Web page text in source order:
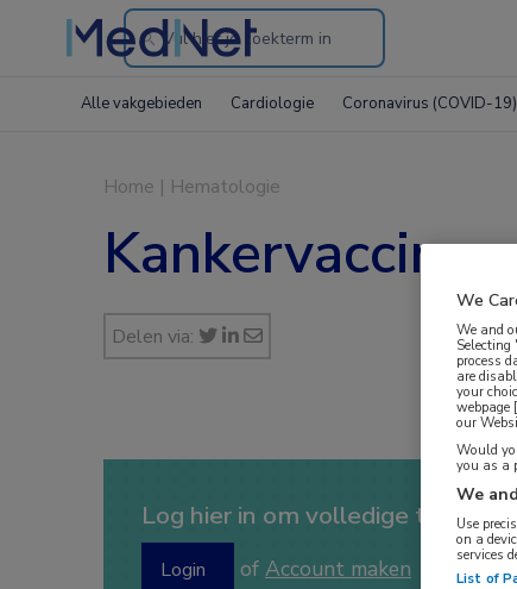
Search
the
Alle vakgebieden Cardiologie Coronavirus (COVID-19)
Home | Hematologie
Kankervaccin
Delen via:
Log hier in om volledige
Login of Account maken
We
We and
process
are
your
webpage
our
Would
you as a
We
Use
on a
services
List of